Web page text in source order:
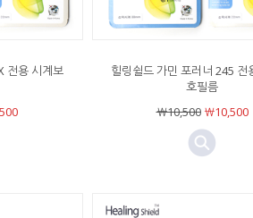
전용 시계보
힐링쉴드 가민 포러너 245 전
호필름
￦10,500￦10,500